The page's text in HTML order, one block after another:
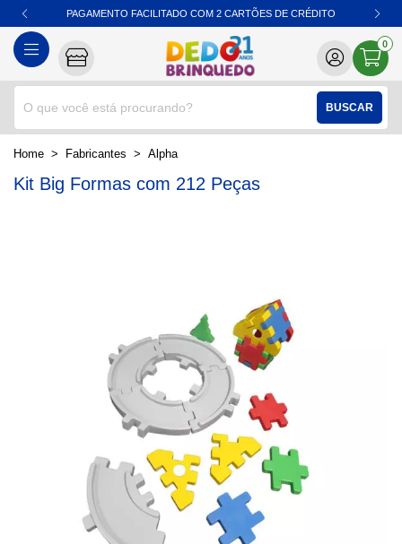
BUSCAR
0
PAGAMENTO FACILITADO COM 2 CARTÕES DE CRÉDITO
home Fabricantes alpha
Kit Big Formas com 212 Peças